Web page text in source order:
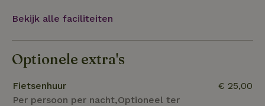
stadje Elburg een leuke afwisseling. Mogelijkheid tot
het huren van elektrische fietsen.
Bekijk alle faciliteiten
Optionele extra's
Fietsenhuur
Per persoon per nacht,Optioneel ter
€ 25,00